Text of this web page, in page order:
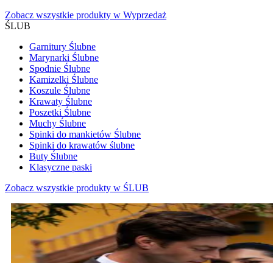
Zobacz wszystkie produkty w Wyprzedaż
ŚLUB
Garnitury Ślubne
Marynarki Ślubne
Spodnie Ślubne
Kamizelki Ślubne
Koszule Ślubne
Krawaty Ślubne
Poszetki Ślubne
Muchy Ślubne
Spinki do mankietów Ślubne
Spinki do krawatów ślubne
Buty Ślubne
Klasyczne paski
Zobacz wszystkie produkty w ŚLUB